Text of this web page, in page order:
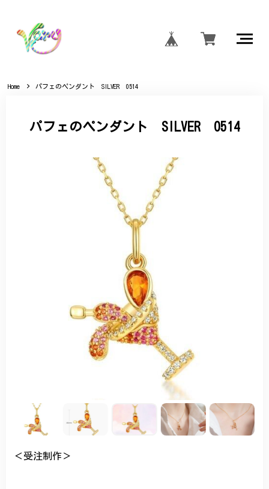
Home パフェのペンダント SILVER 0514
パフェのペンダント SILVER 0514
＜受注制作＞